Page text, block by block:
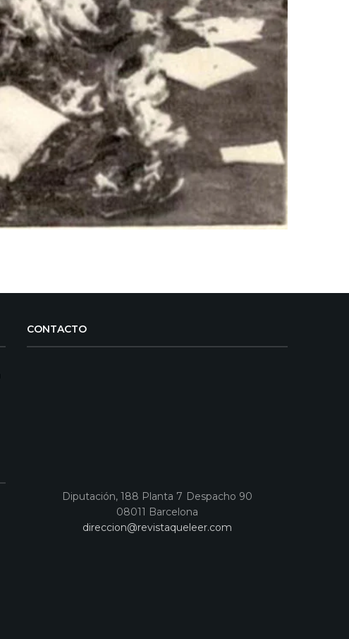
CONTACTO
Diputación, 188 Planta 7 Despacho 90
08011 Barcelona
direccion@revistaqueleer.com